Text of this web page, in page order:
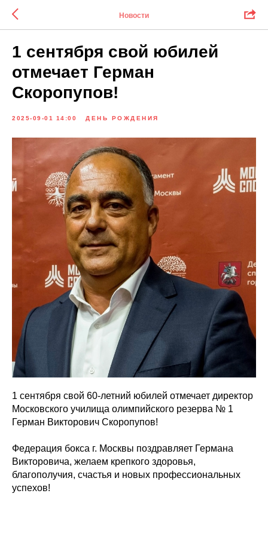
Новости
1 сентября свой юбилей
отмечает Герман
Скоропупов!
2025-09-01 14:00 ДЕНЬ РОЖДЕНИЯ
1 сентября свой 60-летний юбилей отмечает директор
Московского училища олимпийского резерва № 1
Герман Викторович Скоропупов!
Федерация бокса г. Москвы поздравляет Германа
Викторовича, желаем крепкого здоровья,
благополучия, счастья и новых профессиональных
успехов!